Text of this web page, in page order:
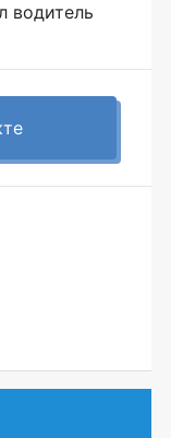
водитель